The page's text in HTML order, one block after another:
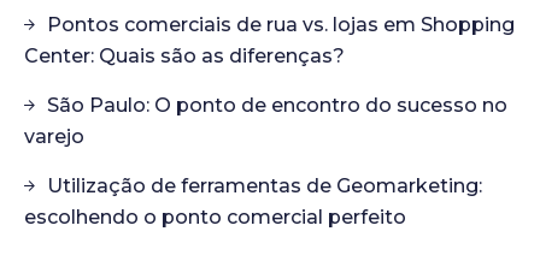
Pontos comerciais de rua vs. lojas em Shopping
Center: Quais são as diferenças?
São Paulo: O ponto de encontro do sucesso no
varejo
Utilização de ferramentas de Geomarketing:
escolhendo o ponto comercial perfeito